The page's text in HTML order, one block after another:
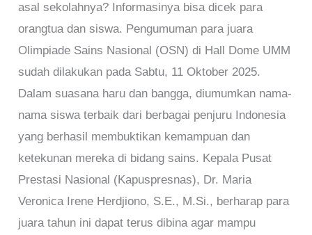
asal sekolahnya? Informasinya bisa dicek para
orangtua dan siswa. Pengumuman para juara
Olimpiade Sains Nasional (OSN) di Hall Dome UMM
sudah dilakukan pada Sabtu, 11 Oktober 2025.
Dalam suasana haru dan bangga, diumumkan nama-
nama siswa terbaik dari berbagai penjuru Indonesia
yang berhasil membuktikan kemampuan dan
ketekunan mereka di bidang sains. Kepala Pusat
Prestasi Nasional (Kapuspresnas), Dr. Maria
Veronica Irene Herdjiono, S.E., M.Si., berharap para
juara tahun ini dapat terus dibina agar mampu